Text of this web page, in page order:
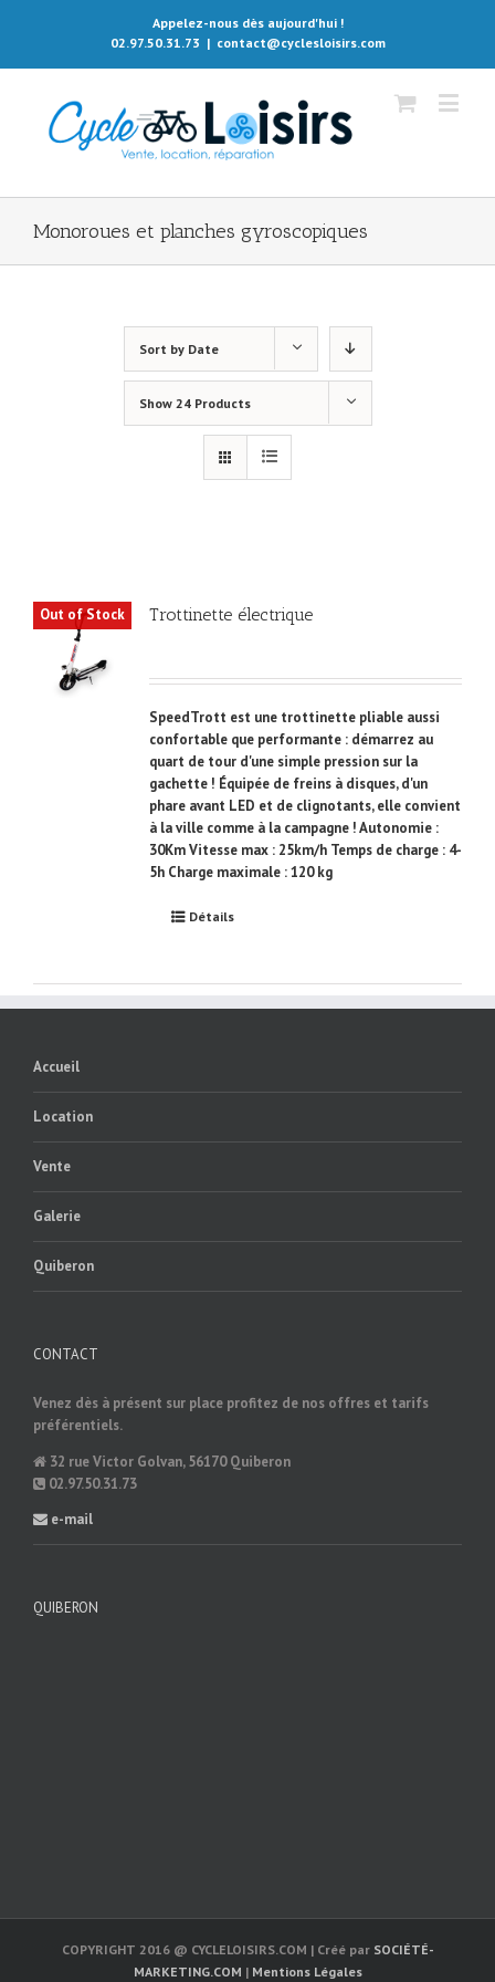
Appelez-nous dès aujourd'hui !
02.97.50.31.73 | contact@cyclesloisirs.com
Monoroues et planches gyroscopiques
Sort by Date
Show 24 Products
Out of Stock Trottinette électrique
SpeedTrott est une trottinette pliable aussi
confortable que performante : démarrez au
quart de tour d'une simple pression sur la
gachette ! Équipée de freins à disques, d'un
phare avant LED et de clignotants, elle convient
à la ville comme à la campagne ! Autonomie :
30Km Vitesse max : 25km/h Temps de charge : 4-
5h Charge maximale : 120 kg
Détails
Accueil
Location
Vente
Galerie
Quiberon
CONTACT
Venez dès à présent sur place profitez de nos offres et tarifs
préférentiels.
32 rue Victor Golvan, 56170 Quiberon
02.97.50.31.73
e-mail
QUIBERON
COPYRIGHT 2016 @ CYCLELOISIRS.COM | Créé par SOCIÉTÉ-
MARKETING.COM | Mentions Légales